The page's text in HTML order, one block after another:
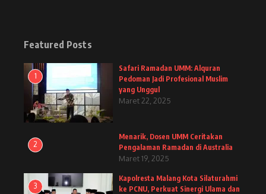
Featured Posts
1
Safari Ramadan UMM: Alquran
Pedoman Jadi Profesional Muslim
yang Unggul
Maret 22, 2025
2
Menarik, Dosen UMM Ceritakan
Pengalaman Ramadan di Australia
Maret 19, 2025
3
Kapolresta Malang Kota Silaturahmi
ke PCNU, Perkuat Sinergi Ulama dan